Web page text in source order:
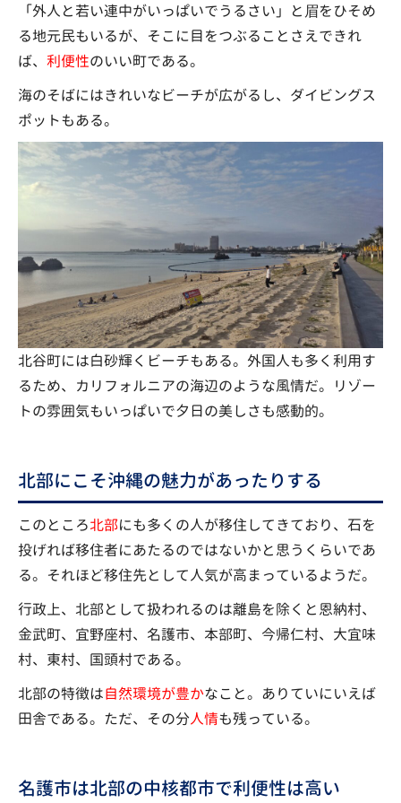
「外人と若い連中がいっぱいでうるさい」と眉をひそめ
る地元民もいるが、そこに目をつぶることさえできれ
ば、 利便性のいい町である。
海のそばにはきれいなビーチが広がるし、ダイビングス
ポットもある。
北谷町には白砂輝くビーチもある。外国人も多く利用す
るため、カリフォルニアの海辺のような風情だ。リゾー
トの雰囲気もいっぱいで夕日の美しさも感動的。
北部にこそ沖縄の魅力があったりする
このところ北部にも多くの人が移住してきており、石を
投げれば移住者にあたるのではないかと思うくらいであ
る。それほど移住先として人気が高まっているようだ。
行政上、北部として扱われるのは離島を除くと恩納村、
金武町、宜野座村、名護市、本部町、今帰仁村、大宜味
村、東村、国頭村である。
北部の特徴は自然環境が豊かなこと。ありていにいえば
田舎である。ただ、その分人情も残っている。
名護市は北部の中核都市で利便性は高い